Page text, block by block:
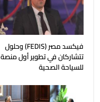
فيكسد مصر (FEDIS) وحلول
تتشاركان في تطوير أول منصة
للسياحة الصحية